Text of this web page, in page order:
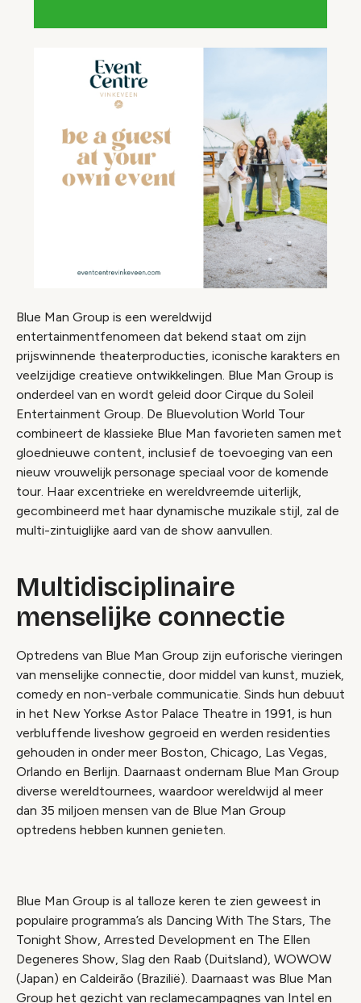
Blue Man Group is een wereldwijd
entertainmentfenomeen dat bekend staat om zijn
prijswinnende theaterproducties, iconische karakters en
veelzijdige creatieve ontwikkelingen. Blue Man Group is
onderdeel van en wordt geleid door Cirque du Soleil
Entertainment Group. De Bluevolution World Tour
combineert de klassieke Blue Man favorieten samen met
gloednieuwe content, inclusief de toevoeging van een
nieuw vrouwelijk personage speciaal voor de komende
tour. Haar excentrieke en wereldvreemde uiterlijk,
gecombineerd met haar dynamische muzikale stijl, zal de
multi-zintuiglijke aard van de show aanvullen.
Multidisciplinaire
menselijke connectie
Optredens van Blue Man Group zijn euforische vieringen
van menselijke connectie, door middel van kunst, muziek,
comedy en non-verbale communicatie. Sinds hun debuut
in het New Yorkse Astor Palace Theatre in 1991, is hun
verbluffende liveshow gegroeid en werden residenties
gehouden in onder meer Boston, Chicago, Las Vegas,
Orlando en Berlijn. Daarnaast ondernam Blue Man Group
diverse wereldtournees, waardoor wereldwijd al meer
dan 35 miljoen mensen van de Blue Man Group
optredens hebben kunnen genieten.
Blue Man Group is al talloze keren te zien geweest in
populaire programma’s als Dancing With The Stars, The
Tonight Show, Arrested Development en The Ellen
Degeneres Show, Slag den Raab (Duitsland), WOWOW
(Japan) en Caldeirão (Brazilië). Daarnaast was Blue Man
Group het gezicht van reclamecampagnes van Intel en